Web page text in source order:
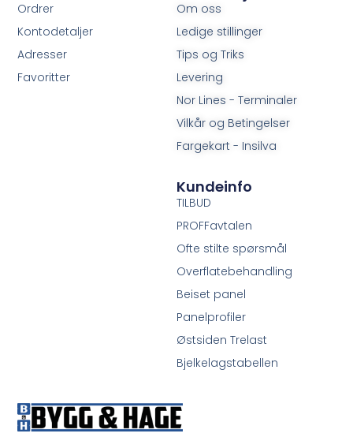
Om oss
Ledige stillinger
Tips og Triks
Levering
Nor Lines - Terminaler
Vilkår og Betingelser
Fargekart - Insilva
Ordrer
Kontodetaljer
Adresser
Favoritter
Kundeinfo
TILBUD
PROFFavtalen
Ofte stilte spørsmål
Overflatebehandling
Beiset panel
Panelprofiler
Østsiden Trelast
Bjelkelagstabellen